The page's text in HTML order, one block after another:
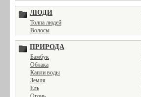
ЛЮДИ
Толпа людей
Волосы
ПРИРОДА
Бамбук
Облака
Капли воды
Земля
Ель